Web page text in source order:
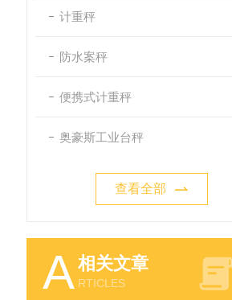
计重秤
防水案秤
便携式计重秤
奥豪斯工业台秤
查看全部
A相关文章
RTICLES